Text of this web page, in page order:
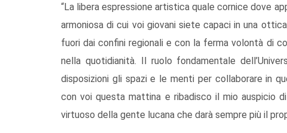
“La libera espressione artistica quale cornice dove
armoniosa di cui voi giovani siete capaci in una
fuori dai confini regionali e con la ferma volontà di
nella quotidianità. Il ruolo fondamentale
disposizioni gli spazi e le menti per collaborare in
con voi questa mattina e ribadisco il mio auspicio
virtuoso della gente lucana che darà sempre più il